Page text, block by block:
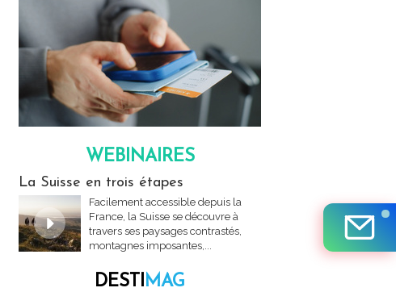
WEBINAIRES
La Suisse en trois étapes
Facilement accessible depuis la
France, la Suisse se découvre à
travers ses paysages contrastés,
montagnes imposantes,...
DESTIMAG